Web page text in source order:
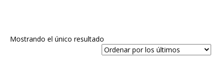
Mostrando el único resultado